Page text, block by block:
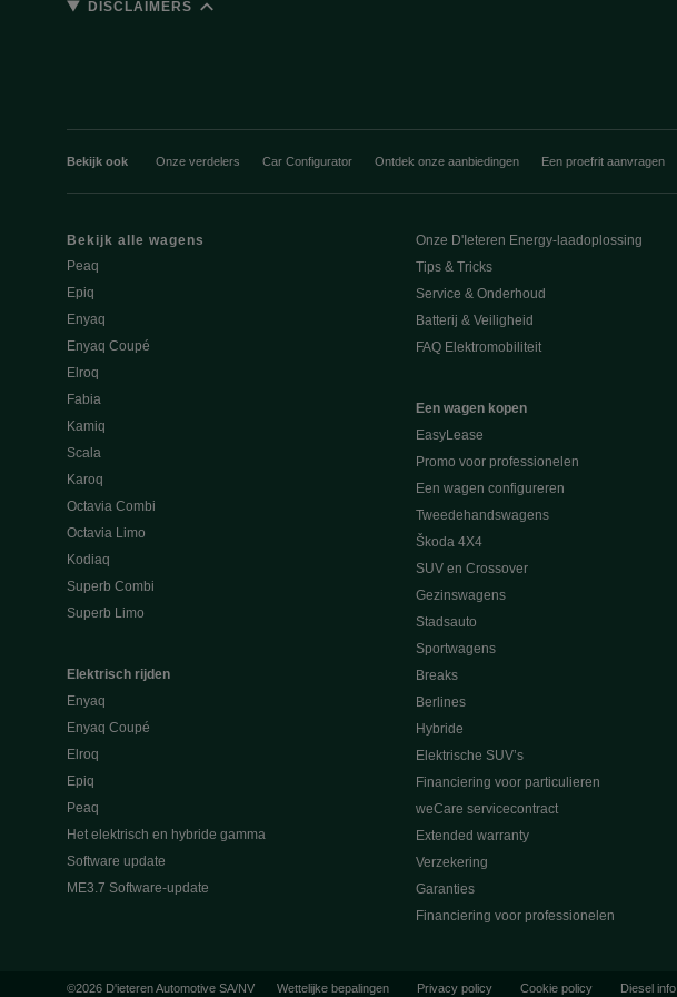
DISCLAIMERS
Bekijk ook Onze verdelers Car Configurator Ontdek onze aanbiedingen Een proefrit aanvragen
Bekijk alle wagens
Peaq
Epiq
Enyaq
Enyaq Coupé
Elroq
Fabia
Kamiq
Scala
Karoq
Octavia Combi
Octavia Limo
Kodiaq
Superb Combi
Superb Limo
Elektrisch rijden
Enyaq
Enyaq Coupé
Elroq
Epiq
Peaq
Het elektrisch en hybride gamma
Software update
ME3.7 Software-update
Onze D'Ieteren Energy-laadoplossing
Tips & Tricks
Service & Onderhoud
Batterij & Veiligheid
FAQ Elektromobiliteit
Een wagen kopen
EasyLease
Promo voor professionelen
Een wagen configureren
Tweedehandswagens
Škoda 4X4
SUV en Crossover
Gezinswagens
Stadsauto
Sportwagens
Breaks
Berlines
Hybride
Elektrische SUV’s
Financiering voor particulieren
weCare servicecontract
Extended warranty
Verzekering
Garanties
Financiering voor professionelen
©2026 D'ieteren Automotive SA/NV Wettelijke bepalingen Privacy policy Cookie policy Diesel info